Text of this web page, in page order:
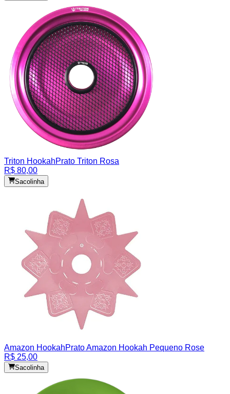
Triton HookahPrato Triton Rosa
R$ 80,00
Sacolinha
Amazon HookahPrato Amazon Hookah Pequeno Rose
R$ 25,00
Sacolinha